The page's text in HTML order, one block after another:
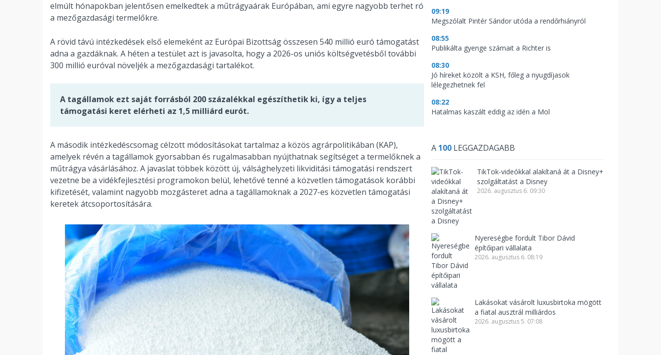
elmúlt hónapokban jelentősen emelkedtek a műtrágyaárak Európában, ami egyre nagyobb terhet ró
a mezőgazdasági termelőkre.
A rövid távú intézkedések első elemeként az Európai Bizottság összesen 540 millió euró támogatást
adna a gazdáknak. A héten a testület azt is javasolta, hogy a 2026-os uniós költségvetésből további
300 millió euróval növeljék a mezőgazdasági tartalékot.
A tagállamok ezt saját forrásból 200 százalékkal egészíthetik ki, így a teljes
támogatási keret elérheti az 1,5 milliárd eurót.
A második intézkedéscsomag célzott módosításokat tartalmaz a közös agrárpolitikában (KAP),
amelyek révén a tagállamok gyorsabban és rugalmasabban nyújthatnak segítséget a termelőknek a
műtrágya vásárlásához. A javaslat többek között új, válsághelyzeti likviditási támogatási rendszert
vezetne be a vidékfejlesztési programokon belül, lehetővé tenné a közvetlen támogatások korábbi
kifizetését, valamint nagyobb mozgásteret adna a tagállamoknak a 2027-es közvetlen támogatási
keretek átcsoportosítására.
09:19
Megszólalt Pintér Sándor utóda a rendőrhiányról
08:55
Publikálta gyenge számait a Richter is
08:30
Jó híreket közölt a KSH, főleg a nyugdíjasok
lélegezhetnek fel
08:22
Hatalmas kaszált eddig az idén a Mol
A 100 LEGGAZDAGABB
TikTok-videókkal alakítaná át a Disney+
szolgáltatást a Disney
2026. augusztus 6. 09:30
Nyereségbe fordult Tibor Dávid
építőipari vállalata
2026. augusztus 6. 08:19
Lakásokat vásárolt luxusbirtoka mögött
a fiatal ausztrál milliárdos
2026. augusztus 5. 07:08